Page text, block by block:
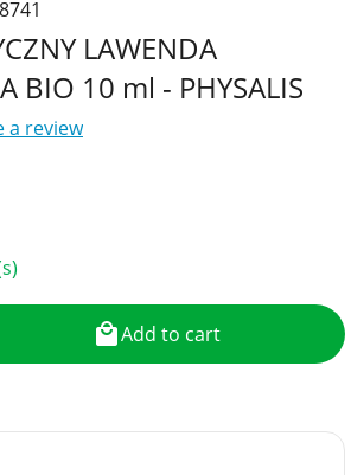
LAWENDA
BIO 10 ml - PHYSALIS
a review
Add to cart